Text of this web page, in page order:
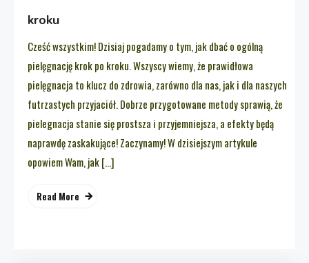
kroku
Cześć wszystkim! Dzisiaj pogadamy o tym, jak dbać o ogólną
pielęgnację krok po kroku. Wszyscy wiemy, że prawidłowa
pielęgnacja to klucz do zdrowia, zarówno dla nas, jak i dla naszych
futrzastych przyjaciół. Dobrze przygotowane metody sprawią, że
pielegnacja stanie się prostsza i przyjemniejsza, a efekty będą
naprawdę zaskakujące! Zaczynamy! W dzisiejszym artykule
opowiem Wam, jak […]
Read More